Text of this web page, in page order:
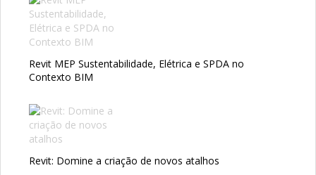
Revit MEP Sustentabilidade, Elétrica e SPDA no
Contexto BIM
Revit: Domine a criação de novos atalhos